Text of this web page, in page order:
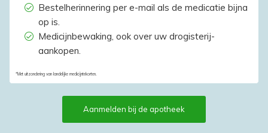
Bestelherinnering per e-mail als de medicatie bijna
op is.
Medicijnbewaking, ook over uw drogisterij-
aankopen.
*Met uitzondering van landelijke medicijntekorten.
Aanmelden bij de apotheek